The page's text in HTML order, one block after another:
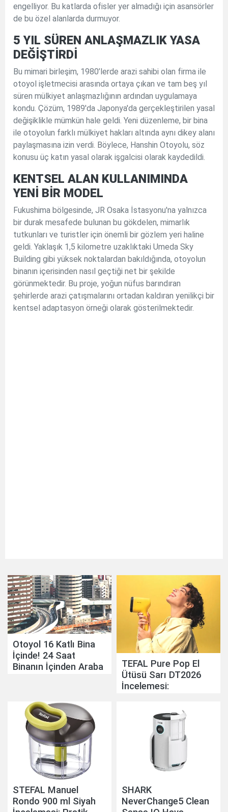
engelliyor. Bu katlarda ofisler yer almadığı için asansörler
de bu özel alanlarda durmuyor.
5 YIL SÜREN ANLAŞMAZLIK YASA
DEĞİŞTİRDİ
Bu mimari birleşim, 1980’lerde arazi sahibi olan firma ile
otoyol işletmecisi arasında ortaya çıkan ve tam beş yıl
süren mülkiyet anlaşmazlığının ardından uygulamaya
kondu. Çözüm, 1989'da Japonya'da gerçekleştirilen yasal
değişiklikle mümkün hale geldi. Yeni düzenleme, bir bina
ile otoyolun farklı mülkiyet hakları altında aynı dikey alanı
paylaşmasına izin verdi. Böylece, Hanshin Otoyolu, söz
konusu üç katın yasal olarak işgalcisi olarak kaydedildi.
KENTSEL ALAN KULLANIMINDA
YENİ BİR MODEL
Fukushima bölgesinde, JR Osaka İstasyonu'na yalnızca
bir durak mesafede bulunan bu gökdelen, mimarlık
tutkunları ve turistler için önemli bir gözlem yeri haline
geldi. Yaklaşık 1,5 kilometre uzaklıktaki Umeda Sky
Building gibi yüksek noktalardan bakıldığında, otoyolun
binanın içerisinden nasıl geçtiği net bir şekilde
görünmektedir. Bu proje, yoğun nüfus barındıran
şehirlerde arazi çatışmalarını ortadan kaldıran yenilikçi bir
kentsel adaptasyon örneği olarak gösterilmektedir.
Otoyol 16 Katlı Bina
İçinde! 24 Saat
Binanın İçinden Araba
TEFAL Pure Pop El
Ütüsü Sarı DT2026
İncelemesi:
Hayatı Kolaylaştırıyor
STEFAL Manuel
Rondo 900 ml Siyah
SHARK
NeverChange5 Clean